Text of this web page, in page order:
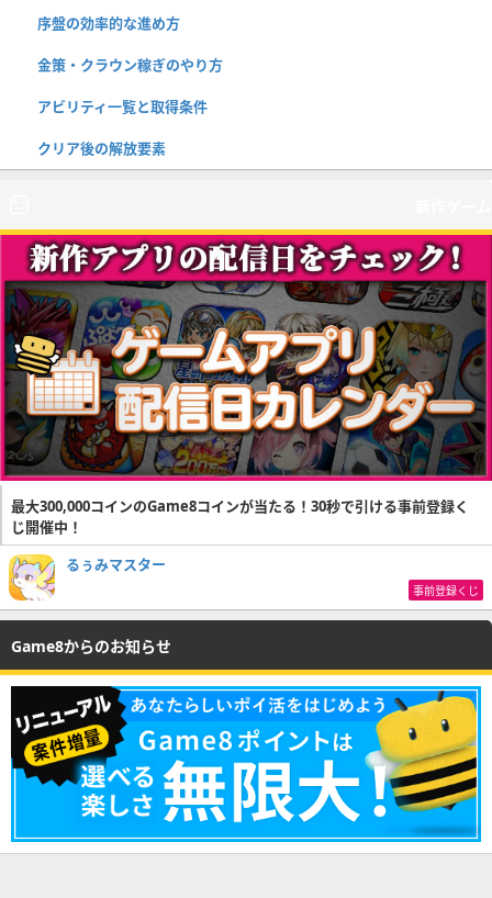
序盤の効率的な進め方
金策・クラウン稼ぎのやり方
アビリティ一覧と取得条件
クリア後の解放要素
最大300,000コインのGame8コインが当たる！30秒で引ける事前登録く
じ開催中！
るぅみマスター
事前登録くじ
Game8からのお知らせ